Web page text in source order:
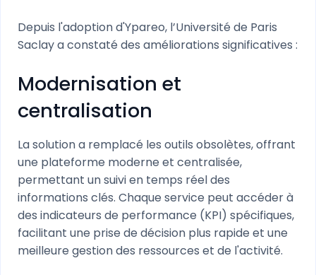
Depuis l'adoption d'Ypareo, l’Université de Paris
Saclay a constaté des améliorations significatives :
Modernisation et
centralisation
La solution a remplacé les outils obsolètes, offrant
une plateforme moderne et centralisée,
permettant un suivi en temps réel des
informations clés. Chaque service peut accéder à
des indicateurs de performance (KPI) spécifiques,
facilitant une prise de décision plus rapide et une
meilleure gestion des ressources et de l'activité.